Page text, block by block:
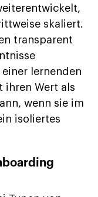
skaliert.
transparent
lernenden
ihren Wert als
wenn sie im
isoliertes